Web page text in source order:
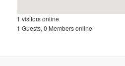
1 visitors online
1 Guests, 0 Members online